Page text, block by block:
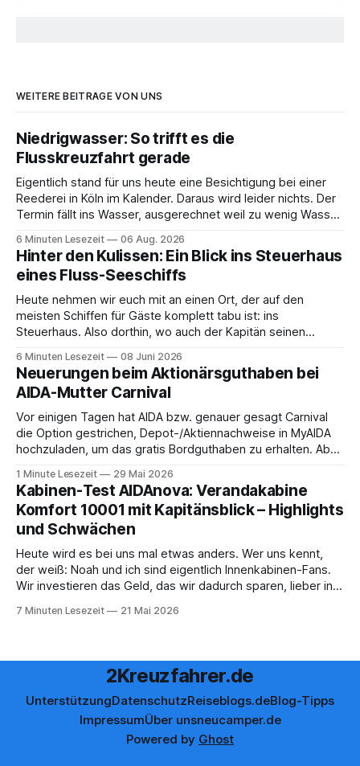
WEITERE BEITRÄGE VON UNS
Niedrigwasser: So trifft es die
Flusskreuzfahrt gerade
Eigentlich stand für uns heute eine Besichtigung bei einer
Reederei in Köln im Kalender. Daraus wird leider nichts. Der
Termin fällt ins Wasser, ausgerechnet weil zu wenig Wasser
und fahren mit Thurgau Travel die Donau hinunter Richtung
Budapest. Auch
6 Minuten Lesezeit 06 Aug. 2026
Hinter den Kulissen: Ein Blick ins Steuerhaus
eines Fluss-Seeschiffs
Heute nehmen wir euch mit an einen Ort, der auf den
meisten Schiffen für Gäste komplett tabu ist: ins
Steuerhaus. Also dorthin, wo auch der Kapitän seinen
Saxonia ging es zur Mittagszeit von Mainz Richtung Koblenz
– und wir durften für ein
6 Minuten Lesezeit 08 Juni 2026
Neuerungen beim Aktionärsguthaben bei
AIDA-Mutter Carnival
Vor einigen Tagen hat AIDA bzw. genauer gesagt Carnival
die Option gestrichen, Depot-/Aktiennachweise in MyAIDA
hochzuladen, um das gratis Bordguthaben zu erhalten. Ab
werden, um das Bordguthaben zu erhalten. Bereits vor
einiger Zeit wurde zudem die Möglichkeit gestrichen, das
Bordguthaben per
1 Minute Lesezeit 29 Mai 2026
Kabinen-Test AIDAnova: Verandakabine
Komfort 10001 mit Kapitänsblick – Highlights
und Schwächen
Heute wird es bei uns mal etwas anders. Wer uns kennt,
der weiß: Noah und ich sind eigentlich Innenkabinen-Fans.
Wir investieren das Geld, das wir dadurch sparen, lieber in
Cocktail an der Bar. Auch auf einer unserer letzten Reisen
7 Minuten Lesezeit 21 Mai 2026
2Kreuzfahrer.de
UnterstützungDatenschutzReiseblogs.deBlog-Tipps
ImpressumÜber unsneucamper.de
Powered by Ghost